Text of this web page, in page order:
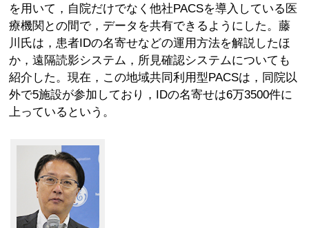
を用いて，自院だけでなく他社PACSを導入している医
療機関との間で，データを共有できるようにした。藤
川氏は，患者IDの名寄せなどの運用方法を解説したほ
か，遠隔読影システム，所見確認システムについても
紹介した。現在，この地域共同利用型PACSは，同院以
外で5施設が参加しており，IDの名寄せは6万3500件に
上っているという。